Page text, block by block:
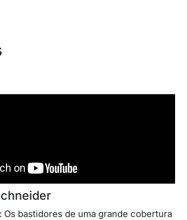
Os bastidores de uma grande cobertura